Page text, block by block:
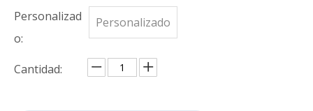
Personalizad
o:
Personalizado
Cantidad: